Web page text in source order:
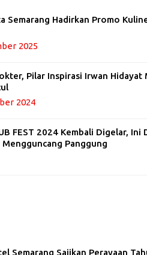
Semarang Hadirkan Promo
2025
Pilar Inspirasi Irwan Hidayat
2024
FEST 2024 Kembali Digelar, Ini
Mengguncang Panggung
Semarang Sajikan Perayaan